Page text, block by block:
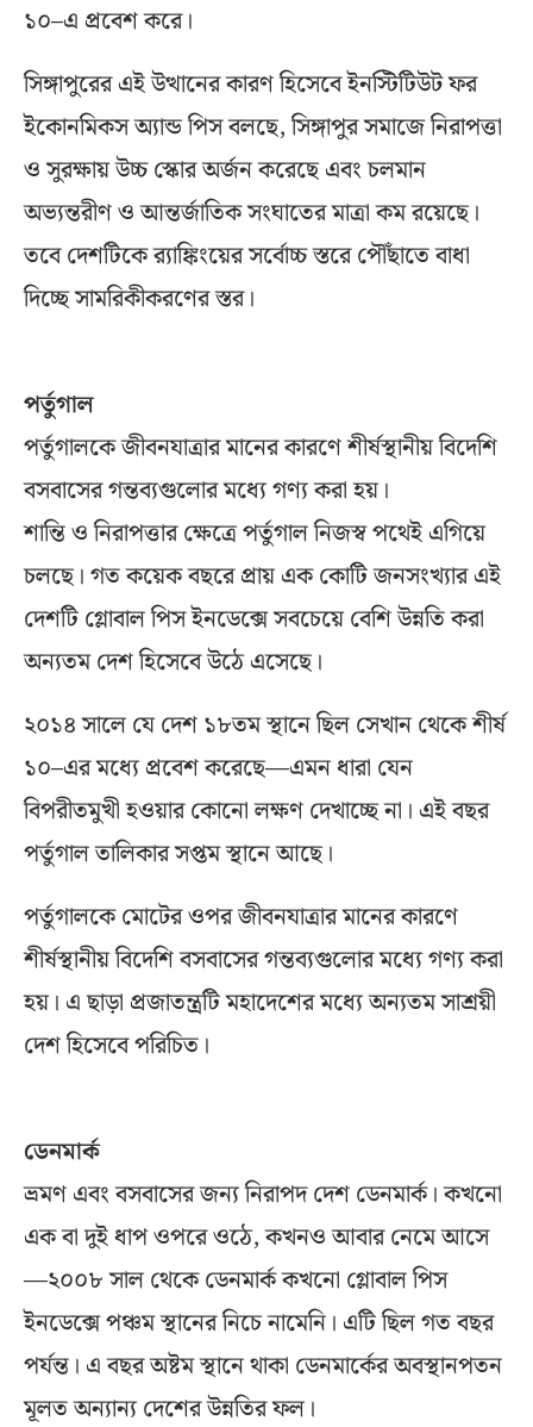
১০–এ প্রবেশ করে।
সিঙ্গাপুরের এই উত্থানের কারণ হিসেবে ইনস্টিটিউট ফর
ইকোনমিকস অ্যান্ড পিস বলছে, সিঙ্গাপুর সমাজে নিরাপত্তা
ও সুরক্ষায় উচ্চ স্কোর অর্জন করেছে এবং চলমান
অভ্যন্তরীণ ও আন্তর্জাতিক সংঘাতের মাত্রা কম রয়েছে।
তবে দেশটিকে র‌্যাঙ্কিংয়ের সর্বোচ্চ স্তরে পৌঁছাতে বাধা
দিচ্ছে সামরিকীকরণের স্তর।
পর্তুগাল
পর্তুগালকে জীবনযাত্রার মানের কারণে শীর্ষস্থানীয় বিদেশি
বসবাসের গন্তব্যগুলোর মধ্যে গণ্য করা হয়।
শান্তি ও নিরাপত্তার ক্ষেত্রে পর্তুগাল নিজস্ব পথেই এগিয়ে
চলছে। গত কয়েক বছরে প্রায় এক কোটি জনসংখ্যার এই
দেশটি গ্লোবাল পিস ইনডেক্সে সবচেয়ে বেশি উন্নতি করা
অন্যতম দেশ হিসেবে উঠে এসেছে।
২০১৪ সালে যে দেশ ১৮তম স্থানে ছিল সেখান থেকে শীর্ষ
১০–এর মধ্যে প্রবেশ করেছে—এমন ধারা যেন
বিপরীতমুখী হওয়ার কোনো লক্ষণ দেখাচ্ছে না। এই বছর
পর্তুগাল তালিকার সপ্তম স্থানে আছে।
পর্তুগালকে মোটের ওপর জীবনযাত্রার মানের কারণে
শীর্ষস্থানীয় বিদেশি বসবাসের গন্তব্যগুলোর মধ্যে গণ্য করা
হয়। এ ছাড়া প্রজাতন্ত্রটি মহাদেশের মধ্যে অন্যতম সাশ্রয়ী
দেশ হিসেবে পরিচিত।
ডেনমার্ক
ভ্রমণ এবং বসবাসের জন্য নিরাপদ দেশ ডেনমার্ক। কখনো
এক বা দুই ধাপ ওপরে ওঠে, কখনও আবার নেমে আসে
—২০০৮ সাল থেকে ডেনমার্ক কখনো গ্লোবাল পিস
ইনডেক্সে পঞ্চম স্থানের নিচে নামেনি। এটি ছিল গত বছর
পর্যন্ত। এ বছর অষ্টম স্থানে থাকা ডেনমার্কের অবস্থানপতন
মূলত অন্যান্য দেশের উন্নতির ফল।